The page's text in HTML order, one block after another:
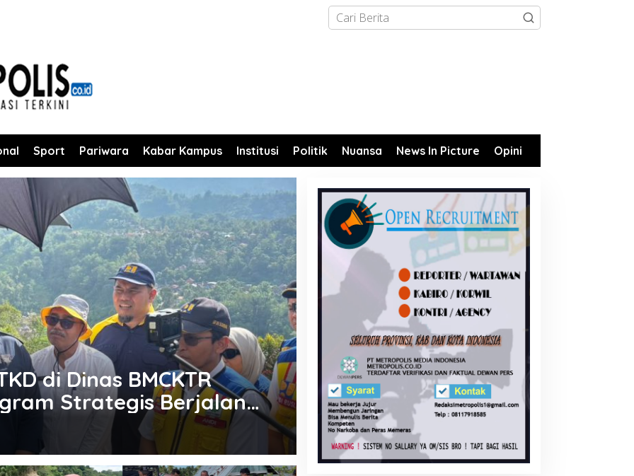
Sport Pariwara Kabar Kampus Institusi Politik Nuansa News In Picture Opini
di Dinas BMCKTR
Strategis Berjalan